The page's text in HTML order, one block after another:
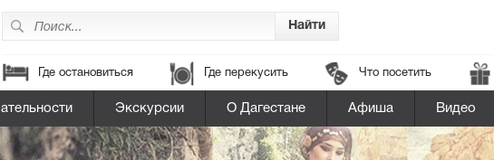
Где остановиться Где перекусить Что посетить
Экскурсии О Дагестане Афиша Видео